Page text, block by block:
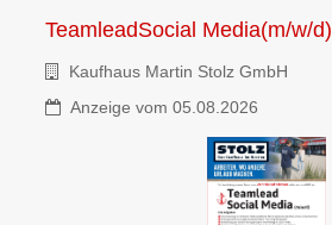
TeamleadSocial Media(m/w/d)
Kaufhaus Martin Stolz GmbH
Anzeige vom 05.08.2026